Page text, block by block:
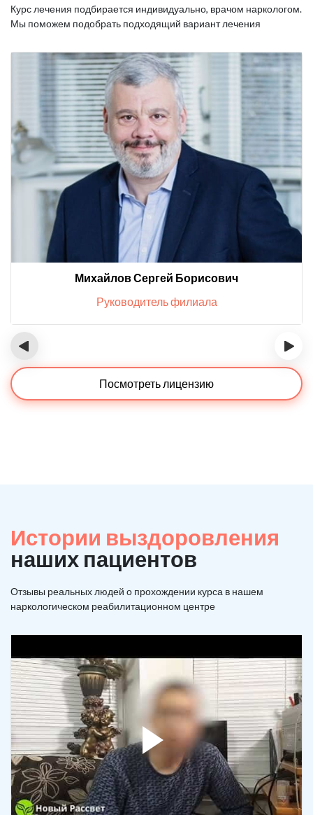
Курс лечения подбирается индивидуально, врачом наркологом.
Мы поможем подобрать подходящий вариант лечения
Михайлов Сергей Борисович
Руководитель филиала
‹ ›
Посмотреть лицензию
Истории выздоровления
наших пациентов
Отзывы реальных людей о прохождении курса в нашем
наркологическом реабилитационном центре